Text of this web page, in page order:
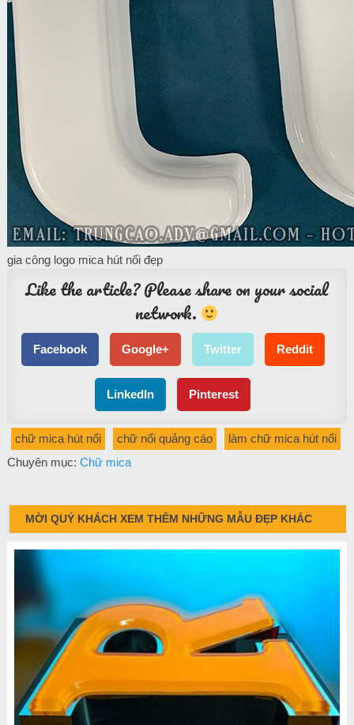
gia công logo mica hút nổi đẹp
Like the article? Please share on your social
network.
Facebook Google+ Twitter Reddit
LinkedIn Pinterest
chữ mica hút nổi chữ nổi quảng cáo
làm chữ mica hút nổi
Chuyên mục: Chữ mica
MỜI QUÝ KHÁCH XEM THÊM NHỮNG MẪU ĐẸP KHÁC